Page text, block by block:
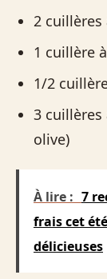
2 cuillères
1 cuillère
1/2
3 cuillères
olive)
À lire : 7
frais cet
délicieuses